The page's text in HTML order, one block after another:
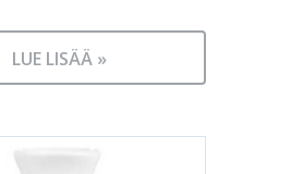
LUE LISÄÄ »